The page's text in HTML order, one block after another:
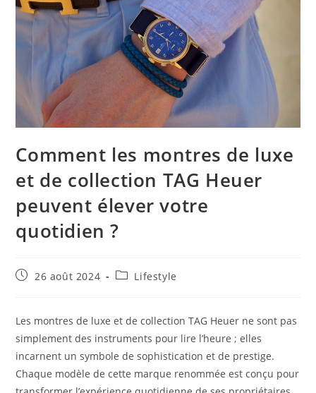
Comment les montres de luxe
et de collection TAG Heuer
peuvent élever votre
quotidien ?
Publication
26 août 2024
PostLifestyle
Les montres de luxe et de collection TAG Heuer ne sont pas
simplement des instruments pour lire l’heure ; elles
incarnent un symbole de sophistication et de prestige.
Chaque modèle de cette marque renommée est conçu pour